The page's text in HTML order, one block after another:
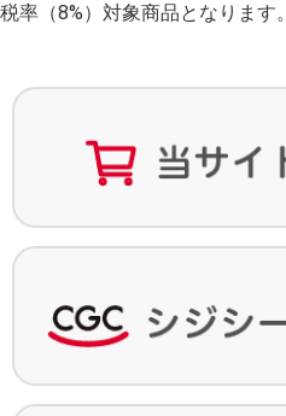
税率（8%）対象商品となります。